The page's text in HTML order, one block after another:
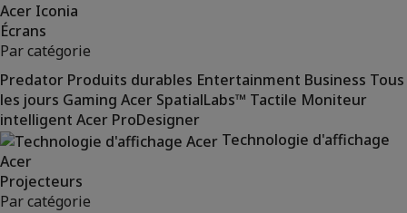
Acer Iconia
Écrans
Par catégorie
Predator Produits durables Entertainment Business Tous
les jours Gaming Acer SpatialLabs™ Tactile Moniteur
intelligent Acer ProDesigner
Technologie d'affichage
Acer
Projecteurs
Par catégorie